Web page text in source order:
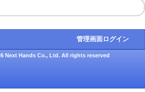
管理画面ログイン
Next Hands Co., Ltd. All rights reserved